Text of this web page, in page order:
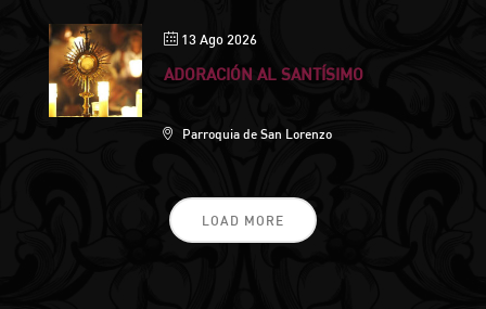
13 Ago 2026
ADORACIÓN AL SANTÍSIMO
Parroquia de San Lorenzo
LOAD MORE